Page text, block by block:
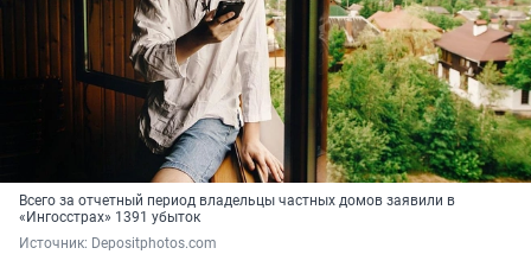
Всего за отчетный период владельцы частных домов заявили в
«Ингосстрах» 1391 убыток
Источник: Depositphotos.com